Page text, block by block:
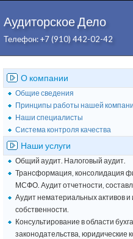
Аудиторское Дело
Телефон: +7 (910) 442-02-42
О компании
Общие сведения
Принципы работы нашей
Наши специалисты
Система контроля качества
Наши услуги
Общий аудит. Налоговый аудит.
Трансформация, консолидация
МСФО. Аудит отчетности,
Аудит нематериальных активов
собственности.
Консультирование в области
законодательства, юридические